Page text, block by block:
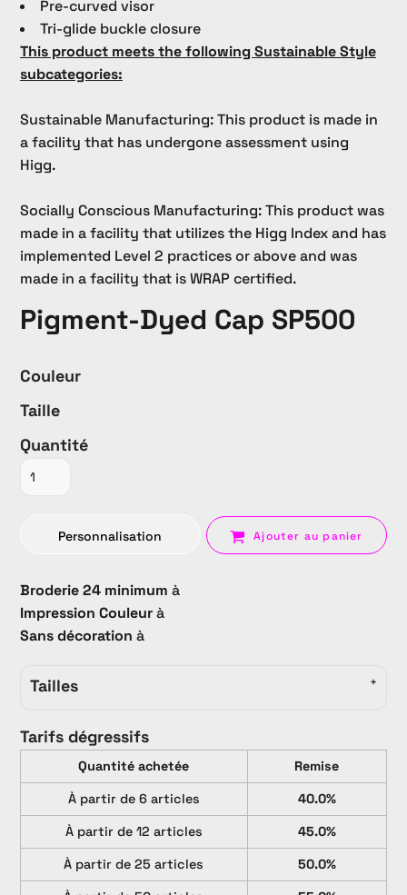
Pre-curved visor
Tri-glide buckle closure
This product meets the following Sustainable Style
subcategories:
Sustainable Manufacturing: This product is made in
a facility that has undergone assessment using
Higg.
Socially Conscious Manufacturing: This product was
made in a facility that utilizes the Higg Index and has
implemented Level 2 practices or above and was
made in a facility that is WRAP certified.
Pigment-Dyed Cap SP500
Couleur
Taille
Quantité
Personnalisation Ajouter au panier
Broderie 24 minimum à
Impression Couleurà
Sans décoration à
Tailles
Tarifs dégressifs
Quantité achetée
Remise
À partir de 6 articles
40.0%
À partir de 12 articles
45.0%
À partir de 25 articles
50.0%